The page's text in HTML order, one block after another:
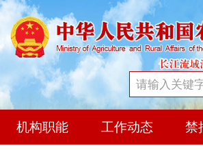
机构职能 工作动态 禁